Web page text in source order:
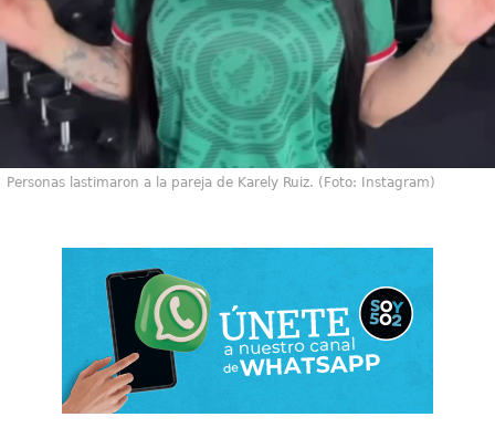
Personas lastimaron a la pareja de Karely Ruiz. (Foto: Instagram)